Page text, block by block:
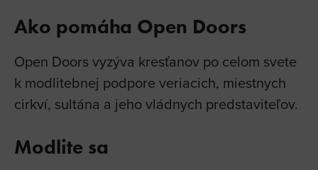
Ako pomáha Open Doors
Open Doors vyzýva kresťanov po celom svete
k modlitebnej podpore veriacich, miestnych
cirkví, sultána a jeho vládnych predstaviteľov.
Modlite sa